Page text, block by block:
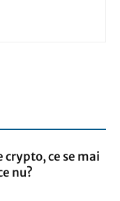
crypto, ce se mai
nu?